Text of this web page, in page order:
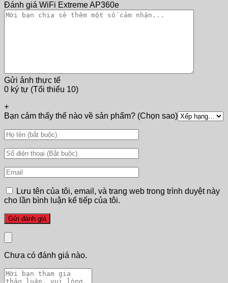
Đánh giá WiFi Extreme AP360e
Gửi ảnh thực tế
0 ký tự (Tối thiểu 10)
+
Bạn cảm thấy thế nào về sản phẩm? (Chọn sao)
Lưu tên của tôi, email, và trang web trong trình duyệt này
cho lần bình luận kế tiếp của tôi.
Chưa có đánh giá nào.